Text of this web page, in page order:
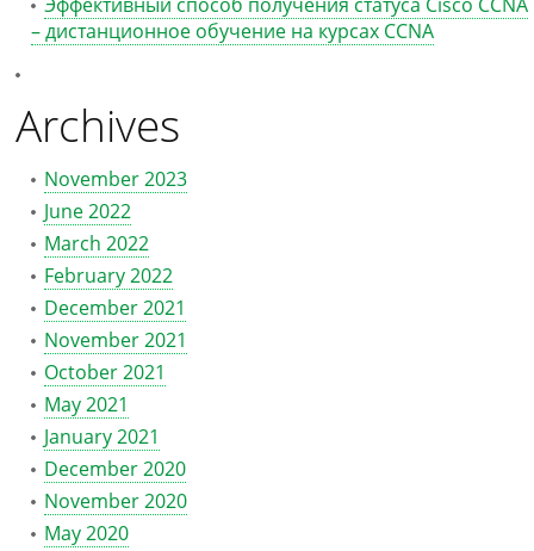
– дистанционное обучение на курсах CCNA
Archives
November 2023
June 2022
March 2022
February 2022
December 2021
November 2021
October 2021
May 2021
January 2021
December 2020
November 2020
May 2020